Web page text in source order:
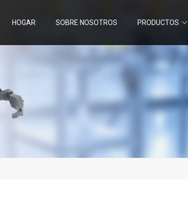
HOGAR SOBRE NOSOTROS PRODUCTOS